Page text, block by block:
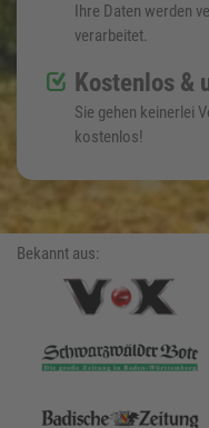
Ihre Daten werden
verarbeitet.
Kostenlos &
Sie gehen keinerlei
kostenlos!
Bekannt aus: